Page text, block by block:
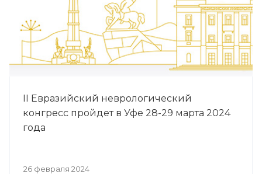
II Евразийский неврологический
конгресс пройдет в Уфе 28-29 марта 2024
года
26 февраля 2024